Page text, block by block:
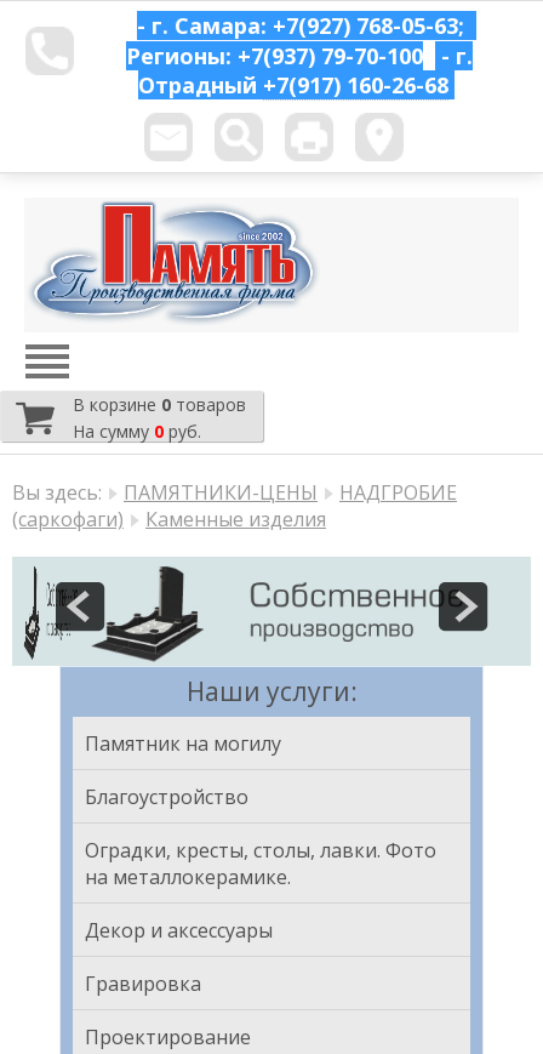
- г. Самара: +7(927) 768-05-63;
Регионы: +7(937) 79-70-100
- г.
Отрадный +7(917) 160-26-68
В корзине 0 товаров
На сумму 0 руб.
Вы здесь: ПАМЯТНИКИ-ЦЕНЫ
НАДГРОБИЕ
(саркофаги)
Каменные изделия
Наши услуги:
Памятник на могилу
Благоустройство
Оградки, кресты, столы, лавки. Фото
на металлокерамике.
Декор и аксессуары
Гравировка
Проектирование